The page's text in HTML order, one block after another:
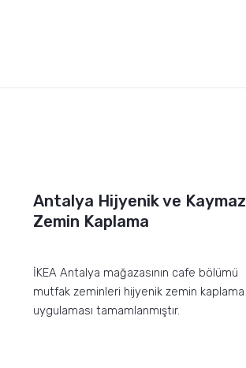
Antalya Hijyenik ve Kaymaz
Zemin Kaplama
İKEA Antalya mağazasının cafe bölümü
mutfak zeminleri hijyenik zemin kaplama
uygulaması tamamlanmıştır.